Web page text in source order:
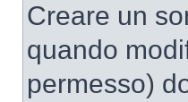
Creare un
quando
permesso)